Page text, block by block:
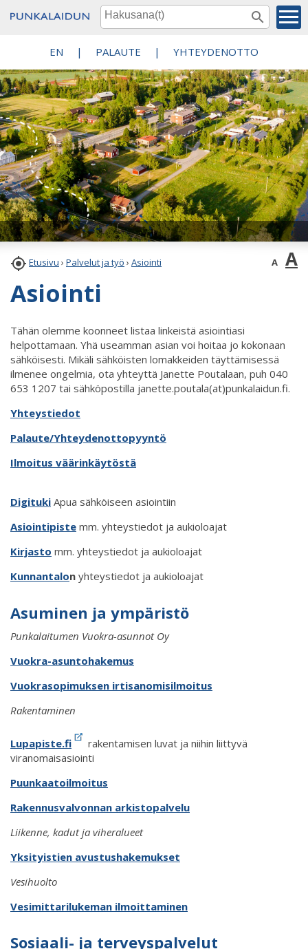
EN | PALAUTE | YHTEYDENOTTO
 Etusivu › Palvelut ja työ › Asiointi A A
Asiointi
Tähän olemme koonneet listaa linkeistä asiointiasi
helpottamaan. Yhä useamman asian voi hoitaa jo kokonaan
sähköisesti. Mikäli sähköisten lomakkeiden täyttämisessä
ilmenee ongelmia, ota yhteyttä Janette Poutalaan, puh 040
653 1207 tai sähköpostilla janette.poutala(at)punkalaidun.fi.
Yhteystiedot
Palaute/Yhteydenottopyyntö
Ilmoitus väärinkäytöstä
Digituki Apua sähköiseen asiointiin
Asiointipiste mm. yhteystiedot ja aukioloajat
Kirjasto mm. yhteystiedot ja aukioloajat
Kunnantalon yhteystiedot ja aukioloajat
Asuminen ja ympäristö
Punkalaitumen Vuokra-asunnot Oy
Vuokra-asuntohakemus
Vuokrasopimuksen irtisanomisilmoitus
Rakentaminen
Lupapiste.fi
rakentamisen luvat ja niihin liittyvä
viranomaisasiointi
Puunkaatoilmoitus
Rakennusvalvonnan arkistopalvelu
Liikenne, kadut ja viheralueet
Yksityistien avustushakemukset
Vesihuolto
Vesimittarilukeman ilmoittaminen
Sosiaali- ja terveyspalvelut